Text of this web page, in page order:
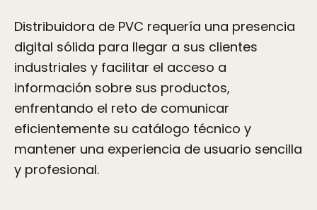
Distribuidora de PVC requería una presencia
digital sólida para llegar a sus clientes
industriales y facilitar el acceso a
información sobre sus productos,
enfrentando el reto de comunicar
eficientemente su catálogo técnico y
mantener una experiencia de usuario sencilla
y profesional.